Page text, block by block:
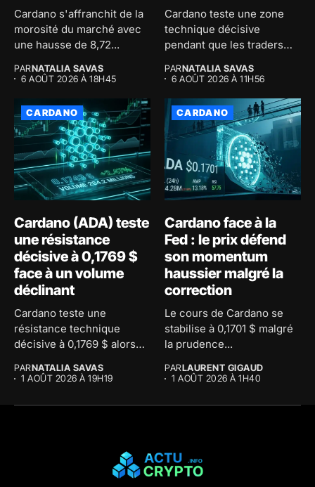
Cardano s'affranchit de la
morosité du marché avec
une hausse de 8,72...
PARNATALIA SAVAS
6 AOÛT 2026 À 18H45
Cardano teste une zone
technique décisive
pendant que les traders
PARNATALIA SAVAS
6 AOÛT 2026 À 11H56
CARDANO
Cardano (ADA) teste
une résistance
décisive à 0,1769 $
face à un volume
déclinant
Cardano teste une
résistance technique
décisive à 0,1769 $ alors
PARNATALIA SAVAS
1 AOÛT 2026 À 19H19
CARDANO
Cardano face à la
Fed : le prix défend
son momentum
haussier malgré la
correction
Le cours de Cardano se
stabilise à 0,1701 $ malgré
la prudence...
PARLAURENT GIGAUD
1 AOÛT 2026 À 1H40